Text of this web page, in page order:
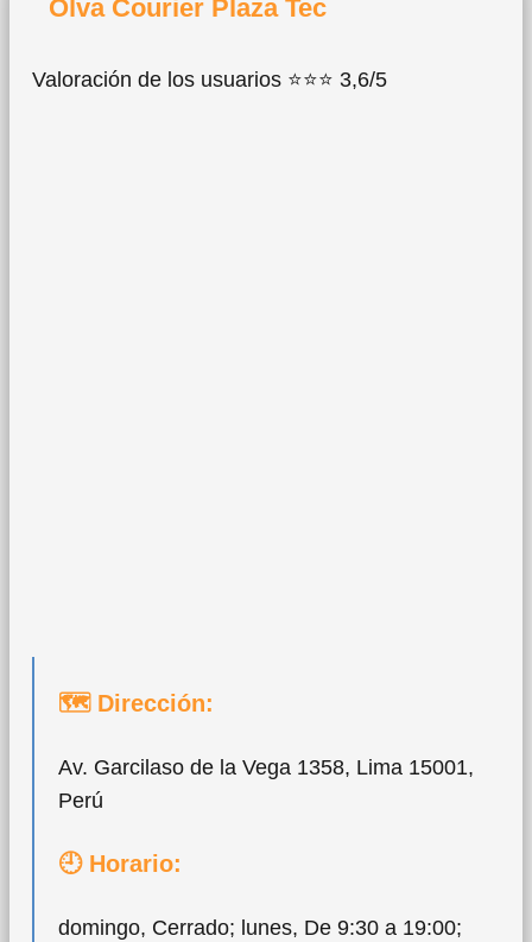
Olva Courier Plaza Tec
Valoración de los usuarios ⭐⭐⭐ 3,6/5
🗺 Dirección:
Av. Garcilaso de la Vega 1358, Lima 15001,
Perú
🕘 Horario:
domingo, Cerrado; lunes, De 9:30 a 19:00;